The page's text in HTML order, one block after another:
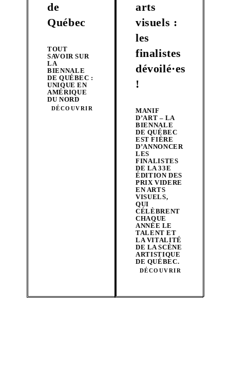
de
Québec
TOUT
SAVOIR SUR
LA
BIENNALE
DE QUÉBEC :
UNIQUE EN
AMÉRIQUE
DU NORD
DÉCOUVRIR
arts
visuels :
les
finalistes
dévoilé·es
!
MANIF
D’ART – LA
BIENNALE
DE QUÉBEC
EST FIÈRE
D’ANNONCER
LES
FINALISTES
DE LA 33E
ÉDITION DES
PRIX VIDERE
EN ARTS
VISUELS,
QUI
CÉLÈBRENT
CHAQUE
ANNÉE LE
TALENT ET
LA VITALITÉ
DE LA SCÈNE
ARTISTIQUE
DE QUÉBEC.
DÉCOUVRIR